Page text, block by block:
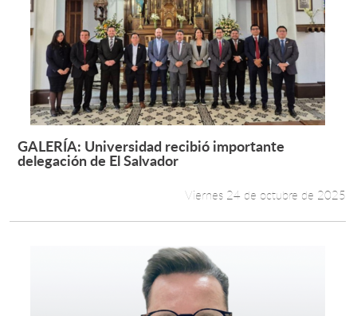
Admisión
Pregrado
Postgrado
Formación Continua
Leer más +
GALERÍA: Universidad recibió importante
delegación de El Salvador
Viernes 24 de octubre de 2025